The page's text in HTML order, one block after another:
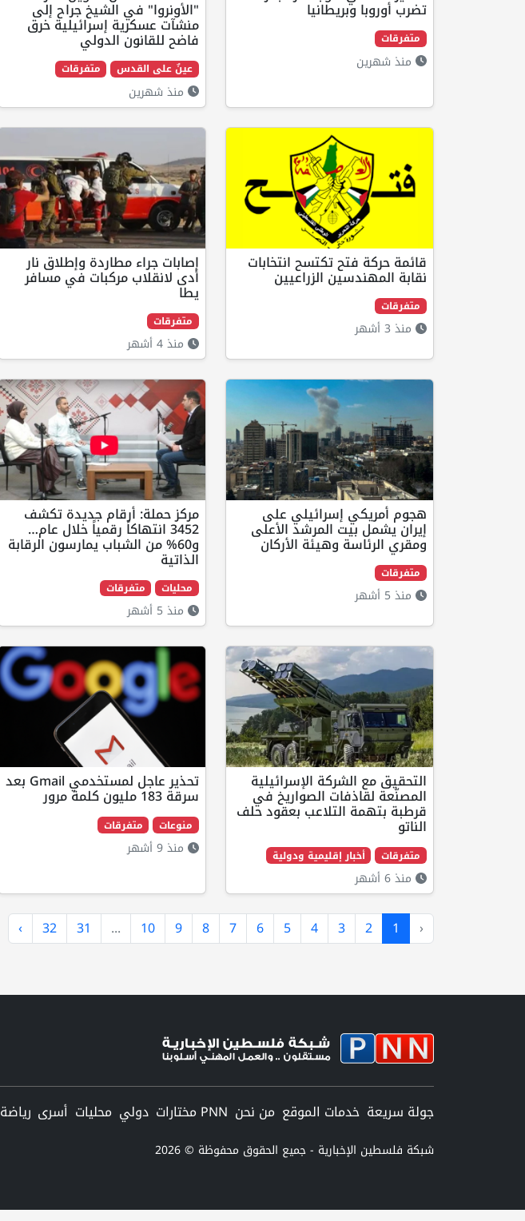
تضرب أوروبا وبريطانيا
متفرقات
منذ شهرين
"الأونروا" في الشيخ جراح إلى
منشآت عسكرية إسرائيلية خرق
فاضح للقانون الدولي
عينٌ على القدس متفرقات
منذ شهرين
قائمة حركة فتح تكتسح انتخابات
نقابة المهندسين الزراعيين
متفرقات
منذ 3 أشهر
إصابات جراء مطاردة وإطلاق نار
أدى لانقلاب مركبات في مسافر
يطا
متفرقات
منذ 4 أشهر
هجوم أمريكي إسرائيلي على
إيران يشمل بيت المرشد الأعلى
ومقري الرئاسة وهيئة الأركان
متفرقات
منذ 5 أشهر
مركز حملة: أرقام جديدة تكشف
3452 انتهاكاً رقمياً خلال عام…
و60% من الشباب يمارسون الرقابة
الذاتية
محليات متفرقات
منذ 5 أشهر
التحقيق مع الشركة الإسرائيلية
المصنّعة لقاذفات الصواريخ في
قرطبة بتهمة التلاعب بعقود حلف
الناتو
متفرقات أخبار إقليمية ودولية
منذ 6 أشهر
تحذير عاجل لمستخدمي Gmail بعد
سرقة 183 مليون كلمة مرور
منوعات متفرقات
منذ 9 أشهر
‹
1
2
3
4
5
6
7
8
9
10
...
31
32
›
جولة سريعة خدمات الموقع من نحن PNN مختارات دولي محليات أسرى رياضة
شبكة فلسطين الإخبارية - جميع الحقوق محفوظة © 2026